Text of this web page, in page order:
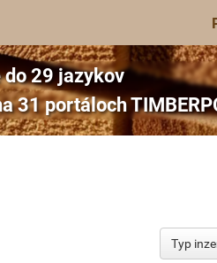
29 jazykov
31 portáloch